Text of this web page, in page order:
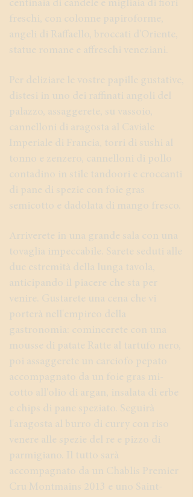
centinaia di candele e migliaia di fiori
freschi, con colonne papiroforme,
angeli di Raffaello, broccati d'Oriente,
statue romane e affreschi veneziani.
Per deliziare le vostre papille gustative,
distesi in uno dei raffinati angoli del
palazzo, assaggerete, su vassoio,
cannelloni di aragosta al Caviale
Imperiale di Francia, torri di sushi al
tonno e zenzero, cannelloni di pollo
contadino in stile tandoori e croccanti
di pane di spezie con foie gras
semicotto e dadolata di mango fresco.
Arriverete in una grande sala con una
tovaglia impeccabile. Sarete seduti alle
due estremità della lunga tavola,
anticipando il piacere che sta per
venire. Gustarete una cena che vi
porterà nell'empireo della
gastronomia: comincerete con una
mousse di patate Ratte al tartufo nero,
poi assaggerete un carciofo pepato
accompagnato da un foie gras mi-
cotto all'olio di argan, insalata di erbe
e chips di pane speziato. Seguirà
l'aragosta al burro di curry con riso
venere alle spezie del re e pizzo di
parmigiano. Il tutto sarà
accompagnato da un Chablis Premier
Cru Montmains 2013 e uno Saint-